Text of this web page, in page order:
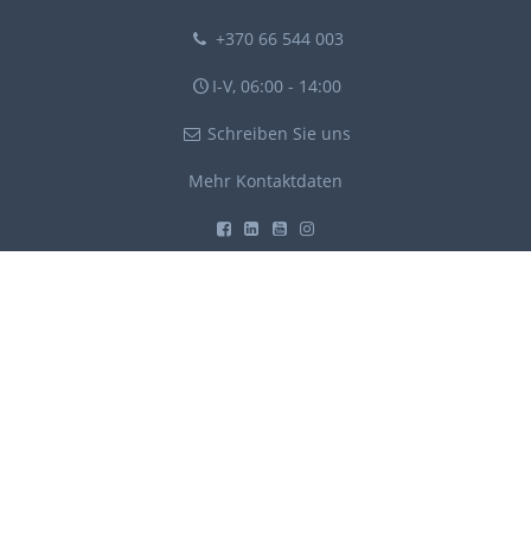
+370 66 544 003
I-V, 06:00 - 14:00
Schreiben Sie uns
Mehr Kontaktdaten